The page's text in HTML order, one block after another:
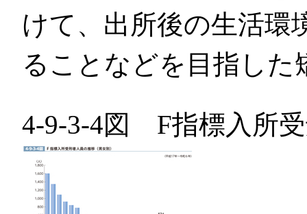
けて、出所後の生活環
ることなどを目指した
4-9-3-4図 F指標入所